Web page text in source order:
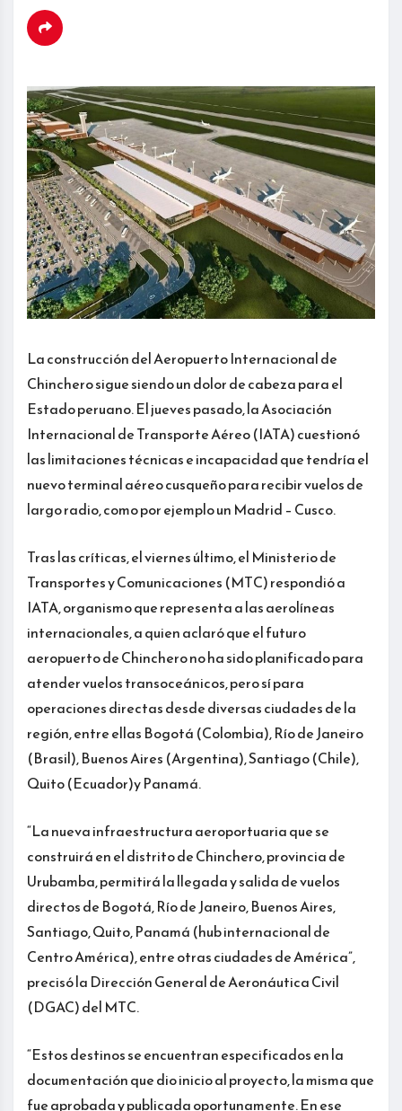
La construcción del Aeropuerto Internacional de
Chinchero sigue siendo un dolor de cabeza para el
Estado peruano. El jueves pasado, la Asociación
Internacional de Transporte Aéreo (IATA) cuestionó
las limitaciones técnicas e incapacidad que tendría el
nuevo terminal aéreo cusqueño para recibir vuelos de
largo radio, como por ejemplo un Madrid – Cusco.
Tras las críticas, el viernes último, el Ministerio de
Transportes y Comunicaciones (MTC) respondió a
IATA, organismo que representa a las aerolíneas
internacionales, a quien aclaró que el futuro
aeropuerto de Chinchero no ha sido planificado para
atender vuelos transoceánicos, pero sí para
operaciones directas desde diversas ciudades de la
región, entre ellas Bogotá (Colombia), Río de Janeiro
(Brasil), Buenos Aires (Argentina), Santiago (Chile),
Quito (Ecuador)y Panamá.
“La nueva infraestructura aeroportuaria que se
construirá en el distrito de Chinchero, provincia de
Urubamba, permitirá la llegada y salida de vuelos
directos de Bogotá, Río de Janeiro, Buenos Aires,
Santiago, Quito, Panamá (hub internacional de
Centro América), entre otras ciudades de América”,
precisó la Dirección General de Aeronáutica Civil
(DGAC) del MTC.
“Estos destinos se encuentran especificados en la
documentación que dio inicio al proyecto, la misma que
fue aprobada y publicada oportunamente. En ese